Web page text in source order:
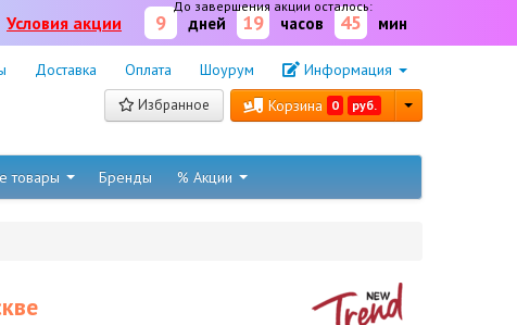
Условия акции
До завершения акции осталось:
9 дней 19 часов 45 мин
Доставка Оплата Шоурум Информация
Избранное Корзина 0 руб.
товары Бренды % Акции